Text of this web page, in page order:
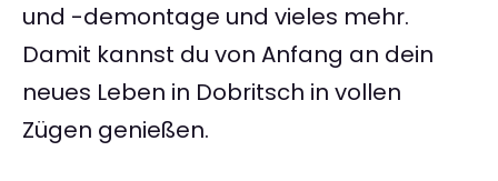
und -demontage und vieles mehr.
Damit kannst du von Anfang an dein
neues Leben in Dobritsch in vollen
Zügen genießen.